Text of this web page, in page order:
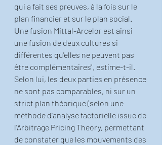
qui a fait ses preuves, à la fois sur le
plan financier et sur le plan social.
Une fusion Mittal-Arcelor est ainsi
une fusion de deux cultures si
différentes qu'elles ne peuvent pas
être complémentaires", estime-t-il.
Selon lui, les deux parties en présence
ne sont pas comparables, ni sur un
strict plan théorique (selon une
méthode d'analyse factorielle issue de
l'Arbitrage Pricing Theory, permettant
de constater que les mouvements des